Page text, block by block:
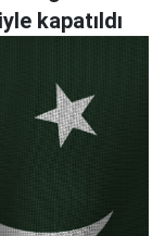
kapatıldı